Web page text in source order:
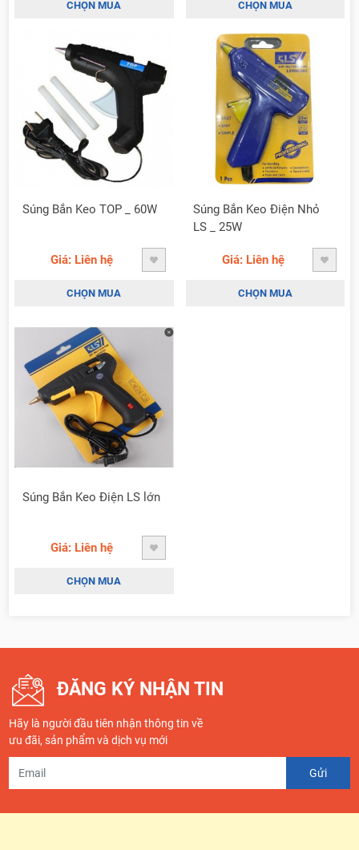
CHỌN MUA CHỌN MUA
Súng Bắn Keo TOP _ 60W
Giá: Liên hệ
CHỌN MUA
Súng Bắn Keo Điện Nhỏ
LS _ 25W
Giá: Liên hệ
CHỌN MUA
Súng Bắn Keo Điện LS lớn
Giá: Liên hệ
CHỌN MUA
ĐĂNG KÝ NHẬN TIN
Hãy là người đầu tiên nhận thông tin về
ưu đãi, sản phẩm và dịch vụ mới